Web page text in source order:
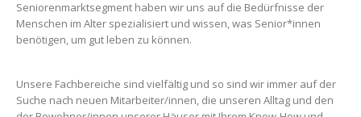
Seniorenmarktsegment haben wir uns auf die Bedürfnisse der
Menschen im Alter spezialisiert und wissen, was Senior*innen
benötigen, um gut leben zu können.
Unsere Fachbereiche sind vielfältig und so sind wir immer auf der
Suche nach neuen Mitarbeiter/innen, die unseren Alltag und den